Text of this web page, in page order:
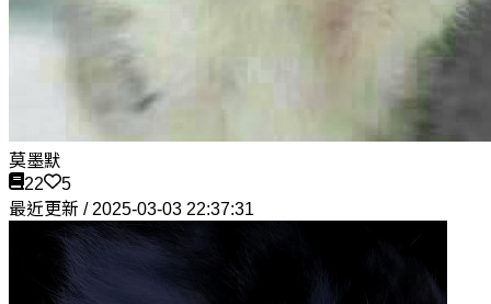
莫墨默
22
5
最近更新 / 2025-03-03 22:37:31